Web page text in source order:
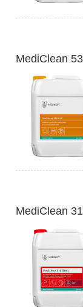
MediClean
MediClean